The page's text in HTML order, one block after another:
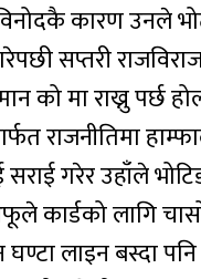
कारण उनले
सप्तरी
को मा राख्नु पर्छ
राजनीतिमा
गरेर उहाँले
कार्डको लागि
लाइन बस्दा